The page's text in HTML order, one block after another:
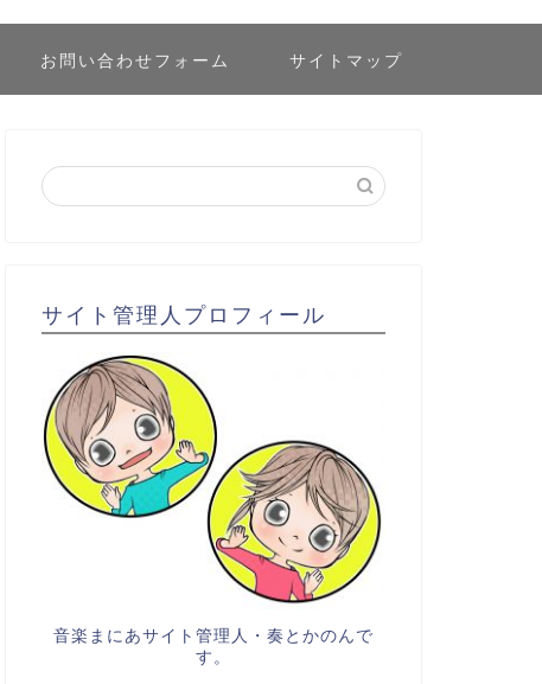
お問い合わせフォーム サイトマップ
サイト管理人プロフィール
音楽まにあサイト管理人・奏とかのんで
す。